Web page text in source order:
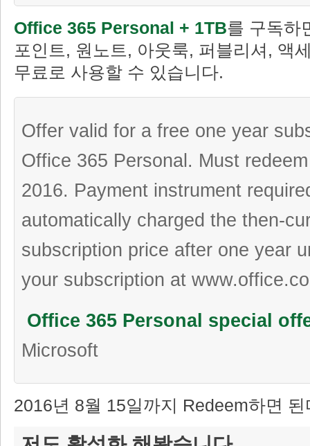
Office 365 Personal + 1TB를 구독하
포인트, 원노트, 아웃룩, 퍼블리셔, 액
무료로 사용할 수 있습니다.
Offer valid for a free one year
Office 365 Personal. Must
2016. Payment instrument
automatically charged the then-
subscription price after one year
your subscription at
Office 365 Personal special
Microsoft
2016년 8월 15일까지 Redeem하면